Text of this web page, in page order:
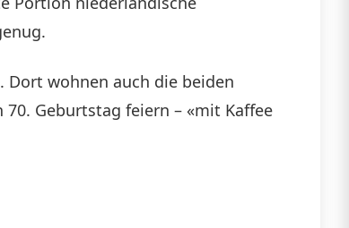
wohnen auch die beiden
Geburtstag feiern – «mit Kaffee